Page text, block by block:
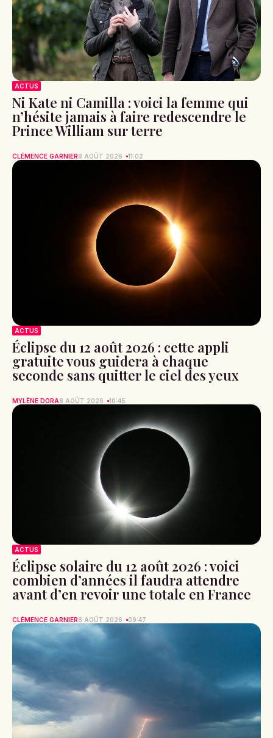
ACTUS
Ni Kate ni Camilla : voici la femme qui
n’hésite jamais à faire redescendre le
Prince William sur terre
CLÉMENCE GARNIER8 AOÛT 2026 11:02
ACTUS
Éclipse du 12 août 2026 : cette appli
gratuite vous guidera à chaque
seconde sans quitter le ciel des yeux
MYLÈNE DORA8 AOÛT 2026 10:45
ACTUS
Éclipse solaire du 12 août 2026 : voici
combien d’années il faudra attendre
avant d’en revoir une totale en France
CLÉMENCE GARNIER8 AOÛT 2026 09:47